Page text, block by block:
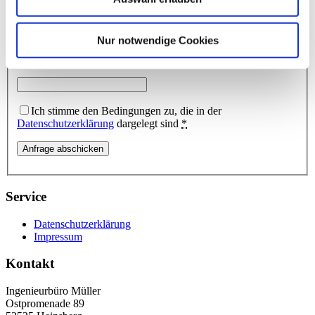
Nur notwendige Cookies
Ich stimme den Bedingungen zu, die in der
Datenschutzerklärung dargelegt sind *
Service
Datenschutzerklärung
Impressum
Kontakt
Ingenieurbüro Müller
Ostpromenade 89